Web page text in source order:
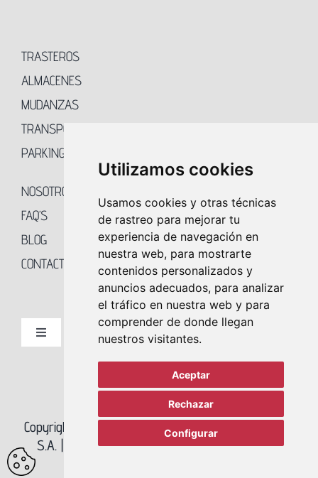
Utilizamos cookies
Usamos cookies y otras técnicas
de rastreo para mejorar tu
experiencia de navegación en
nuestra web, para mostrarte
contenidos personalizados y
anuncios adecuados, para analizar
el tráfico en nuestra web y para
comprender de donde llegan
nuestros visitantes.
Aceptar
Rechazar
Configurar
TRASTEROS
ALMACENES
MUDANZAS
TRANSPORTES
PARKING
NOSOTROS
FAQ’S
BLOG
CONTACTO
Toggle
ALQUILER DE TRASTEROS EN MADRID
ALQUILER DE GUARDAMUEBLES EN MADRID
ALQUILER DE ALMACENES EN MADRID
Copyright 2023 REY SOLER – AGENCIA BETA NUEVE
S.A. |
Política de Privacidad|Política de Cookies